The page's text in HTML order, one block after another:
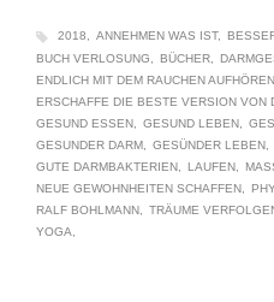
2018 ANNEHMEN WAS IST
BUCH VERLOSUNG
BÜCHER
ENDLICH MIT DEM RAUCHEN AUFHÖREN
ERSCHAFFE DIE BESTE VERSION VON
GESUND ESSEN
GESUND LEBEN
GESUNDER DARM
GESÜNDER LEBEN
GUTE DARMBAKTERIEN
LAUFEN
NEUE GEWOHNHEITEN SCHAFFEN
RALF BOHLMANN
TRÄUME
YOGA